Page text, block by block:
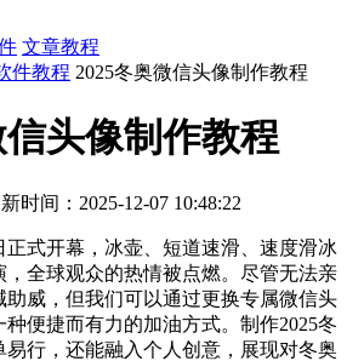
文章教程
件教程 2025冬奥微信头像制作教程
头像制作教程
时间：2025-12-07 10:48:22
正式开幕，冰壶、短道速滑、速度滑冰
全球观众的热情被点燃。尽管无法亲
助威，但我们可以通过更换专属微信头
便捷而有力的加油方式。制作2025冬
行，还能融入个人创意，展现对冬奥